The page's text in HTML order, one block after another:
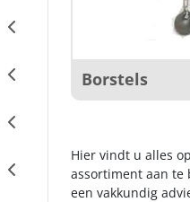
Borstels
Hier vindt u alles
assortiment aan te
een vakkundig